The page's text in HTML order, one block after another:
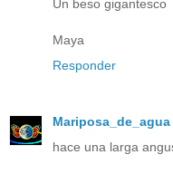
Un beso gigantesco
Maya
Responder
Mariposa_de_agua
hace una larga